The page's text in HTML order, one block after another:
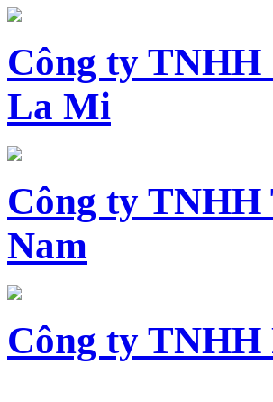
Công ty
La Mi
Công ty TNHH
Nam
Công ty TNHH